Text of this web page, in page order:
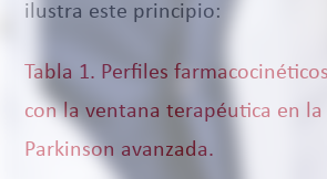
ilustra este principio:
Tabla 1. Perfiles
con la ventana terapéutica en
Parkinson avanzada.